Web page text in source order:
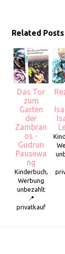
Related Posts
Das Tor
zum
Garten
der
Zambran
os -
Gudrun
Pausewa
ng
Kinderbuch,
Werbung
unbezahlt
📍
privatkauf